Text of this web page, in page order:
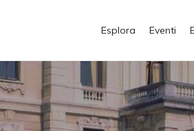
Esplora Eventi